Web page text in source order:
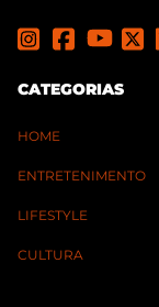
CATEGORIAS
HOME
ENTRETENIMENTO
LIFESTYLE
CULTURA